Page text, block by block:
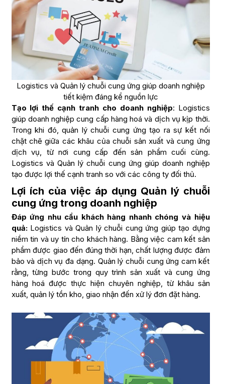
Logistics và Quản lý chuỗi cung ứng giúp doanh nghiệp
tiết kiệm đáng kể nguồn lực
Tạo lợi thế cạnh tranh cho doanh nghiệp: Logistics
giúp doanh nghiệp cung cấp hàng hoá và dịch vụ kịp thời.
Trong khi đó, quản lý chuỗi cung ứng tạo ra sự kết nối
chặt chẽ giữa các khâu của chuỗi sản xuất và cung ứng
dịch vụ, từ nơi cung cấp đến sản phẩm cuối cùng.
Logistics và Quản lý chuỗi cung ứng giúp doanh nghiệp
tạo được lợi thế cạnh tranh so với các công ty đối thủ.
Lợi ích của việc áp dụng Quản lý chuỗi
cung ứng trong doanh nghiệp
Đáp ứng nhu cầu khách hàng nhanh chóng và hiệu
quả:Logistics và Quản lý chuỗi cung ứng giúp tạo dựng
niềm tin và uy tín cho khách hàng. Bằng việc cam kết sản
phẩm được giao đến đúng thời hạn, chất lượng được đảm
bảo và dịch vụ đa dạng. Quản lý chuỗi cung ứng cam kết
rằng, từng bước trong quy trình sản xuất và cung ứng
hàng hoá được thực hiện chuyên nghiệp, từ khâu sản
xuất, quản lý tồn kho, giao nhận đến xử lý đơn đặt hàng.